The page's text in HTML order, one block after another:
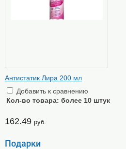
Антистатик Лира 200 мл
Добавить к сравнению
Кол-во товара: более 10 штук
162.49 руб.
Подарки